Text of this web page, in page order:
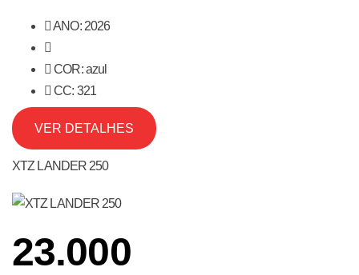
ANO: 2026
COR: azul
CC: 321
VER DETALHES
XTZ LANDER 250
23.000